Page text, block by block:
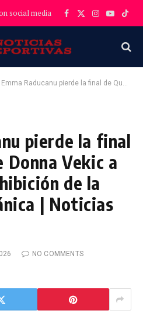
social media Facebook
X
Instagram
YouTube
Emma Raducanu pierde la final de Queen ante Donna Vekic a pesar de la exhibición de la número 1 británica | Noticias de tenis
pierde la final
Donna Vekic a
de la
| Noticias
NO COMMENTS